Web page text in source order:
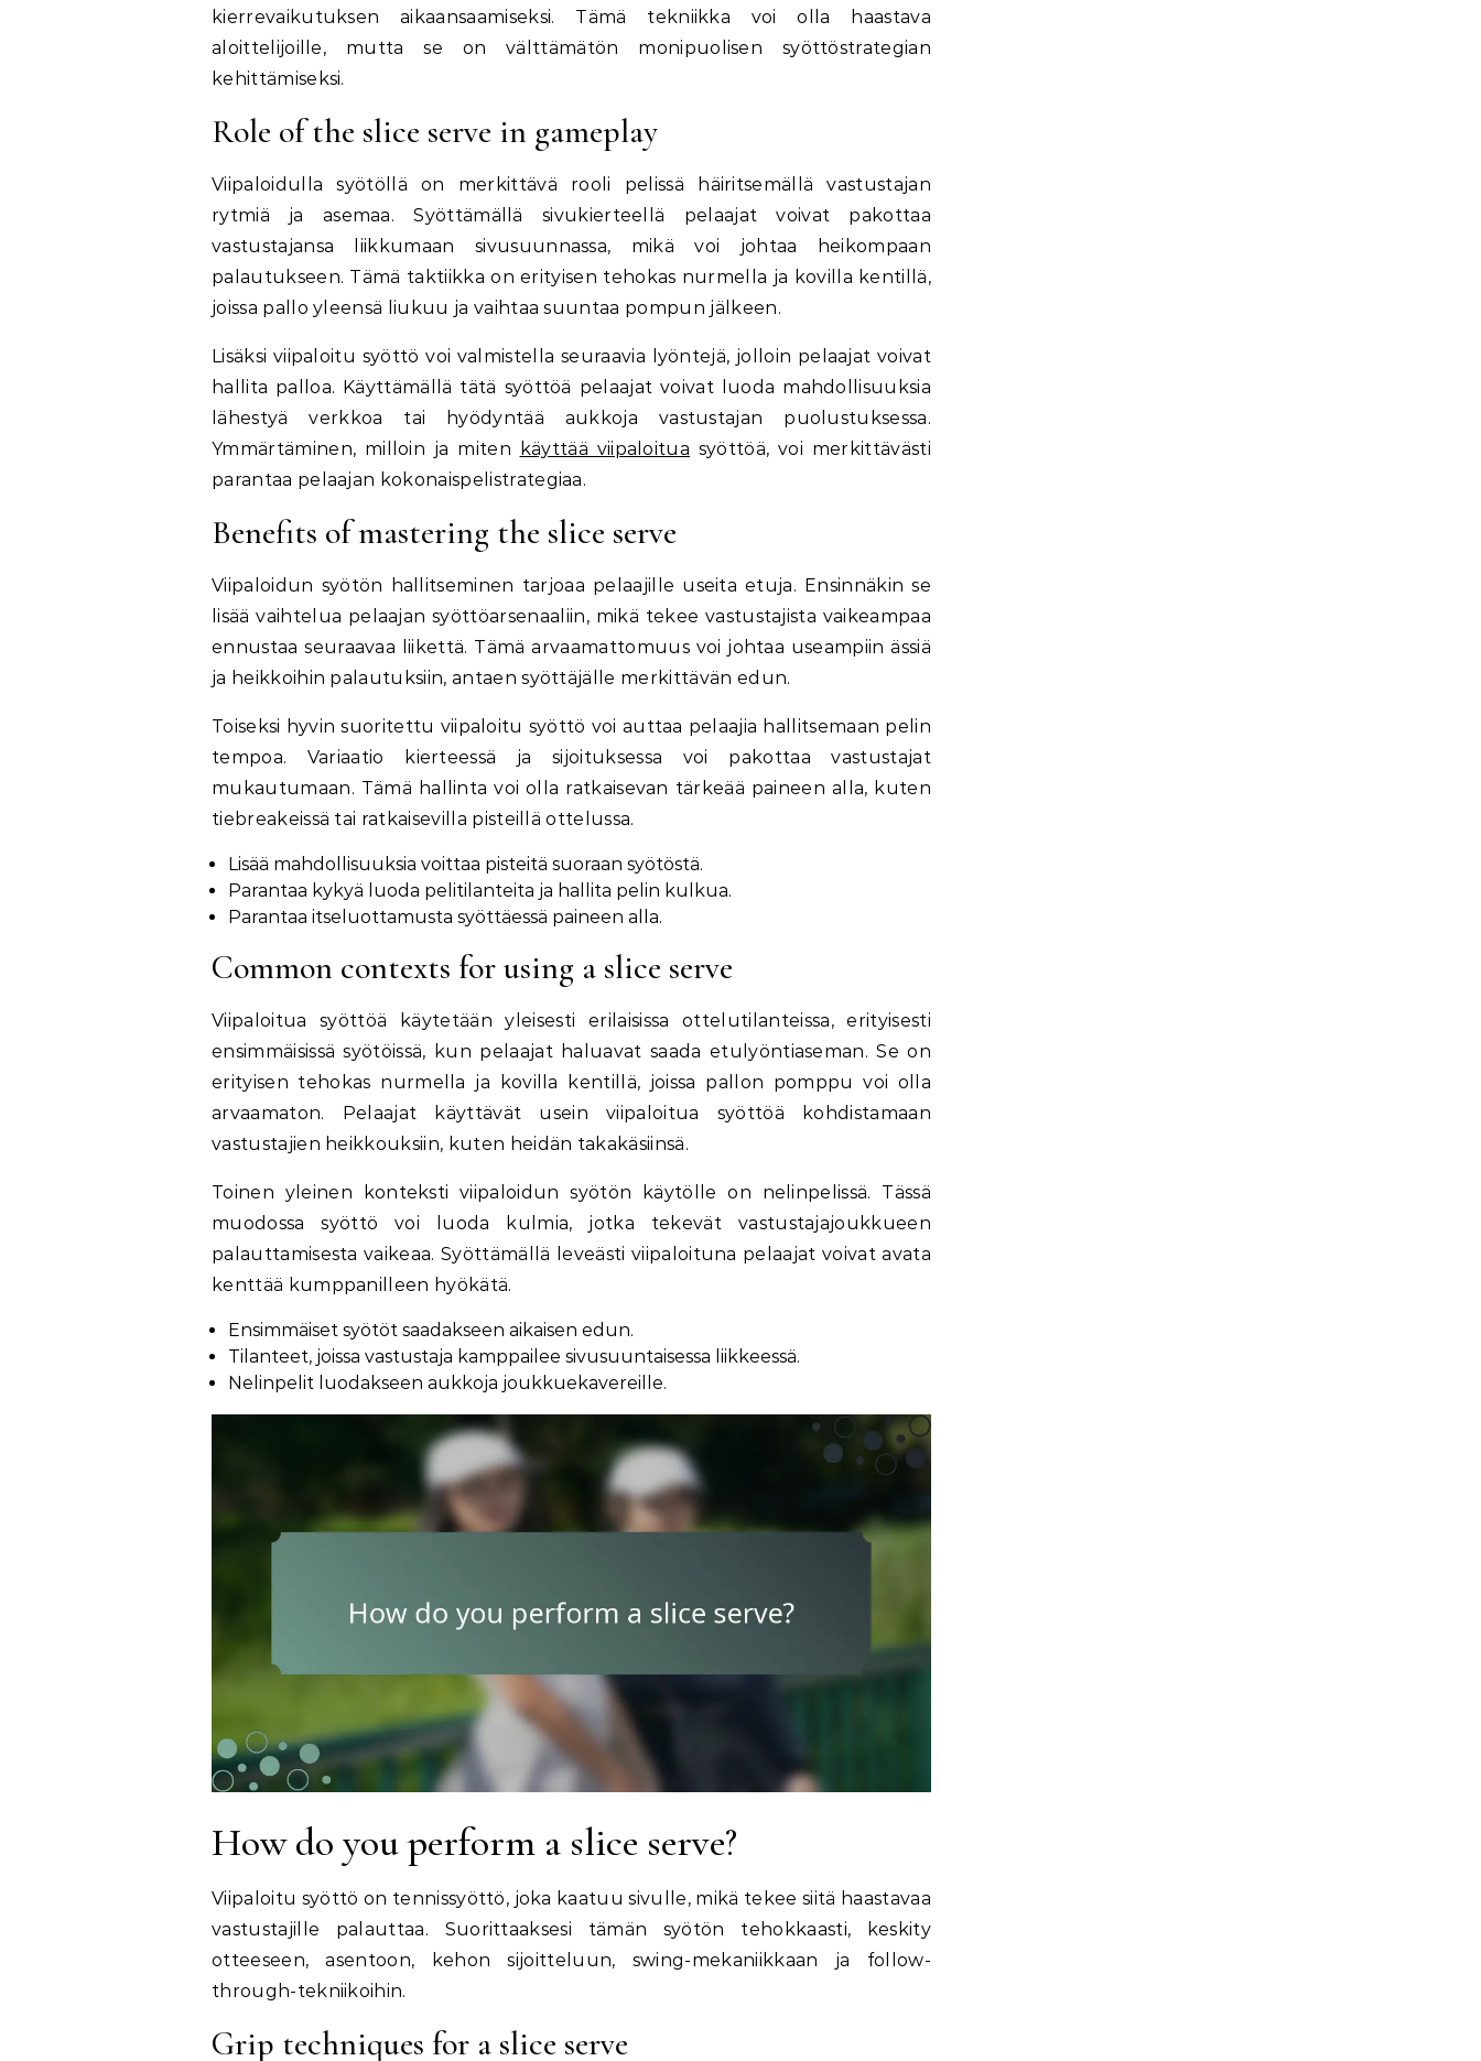
kierrevaikutuksen aikaansaamiseksi. Tämä tekniikka voi olla haastava
aloittelijoille, mutta se on välttämätön monipuolisen syöttöstrategian
kehittämiseksi.
Role of the slice serve in gameplay
Viipaloidulla syötöllä on merkittävä rooli pelissä häiritsemällä vastustajan
rytmiä ja asemaa. Syöttämällä sivukierteellä pelaajat voivat pakottaa
vastustajansa liikkumaan sivusuunnassa, mikä voi johtaa heikompaan
palautukseen. Tämä taktiikka on erityisen tehokas nurmella ja kovilla kentillä,
joissa pallo yleensä liukuu ja vaihtaa suuntaa pompun jälkeen.
Lisäksi viipaloitu syöttö voi valmistella seuraavia lyöntejä, jolloin pelaajat voivat
hallita palloa. Käyttämällä tätä syöttöä pelaajat voivat luoda mahdollisuuksia
lähestyä verkkoa tai hyödyntää aukkoja vastustajan puolustuksessa.
Ymmärtäminen, milloin ja miten
käyttää viipaloitua syöttöä, voi merkittävästi
parantaa pelaajan kokonaispelistrategiaa.
Benefits of mastering the slice serve
Viipaloidun syötön hallitseminen tarjoaa pelaajille useita etuja. Ensinnäkin se
lisää vaihtelua pelaajan syöttöarsenaaliin, mikä tekee vastustajista vaikeampaa
ennustaa seuraavaa liikettä. Tämä arvaamattomuus voi johtaa useampiin ässiä
ja heikkoihin palautuksiin, antaen syöttäjälle merkittävän edun.
Toiseksi hyvin suoritettu viipaloitu syöttö voi auttaa pelaajia hallitsemaan pelin
tempoa. Variaatio kierteessä ja sijoituksessa voi pakottaa vastustajat
mukautumaan. Tämä hallinta voi olla ratkaisevan tärkeää paineen alla, kuten
tiebreakeissä tai ratkaisevilla pisteillä ottelussa.
Lisää mahdollisuuksia voittaa pisteitä suoraan syötöstä.
Parantaa kykyä luoda pelitilanteita ja hallita pelin kulkua.
Parantaa itseluottamusta syöttäessä paineen alla.
Common contexts for using a slice serve
Viipaloitua syöttöä käytetään yleisesti erilaisissa ottelutilanteissa, erityisesti
ensimmäisissä syötöissä, kun pelaajat haluavat saada etulyöntiaseman. Se on
erityisen tehokas nurmella ja kovilla kentillä, joissa pallon pomppu voi olla
arvaamaton. Pelaajat käyttävät usein viipaloitua syöttöä kohdistamaan
vastustajien heikkouksiin, kuten heidän takakäsiinsä.
Toinen yleinen konteksti viipaloidun syötön käytölle on nelinpelissä. Tässä
muodossa syöttö voi luoda kulmia, jotka tekevät vastustajajoukkueen
palauttamisesta vaikeaa. Syöttämällä leveästi viipaloituna pelaajat voivat avata
kenttää kumppanilleen hyökätä.
Ensimmäiset syötöt saadakseen aikaisen edun.
Tilanteet, joissa vastustaja kamppailee sivusuuntaisessa liikkeessä.
Nelinpelit luodakseen aukkoja joukkuekavereille.
How do you perform a slice serve?
Viipaloitu syöttö on tennissyöttö, joka kaatuu sivulle, mikä tekee siitä haastavaa
vastustajille palauttaa. Suorittaaksesi tämän syötön tehokkaasti, keskity
otteeseen, asentoon, kehon sijoitteluun, swing-mekaniikkaan ja follow-
through-tekniikoihin.
Grip techniques for a slice serve